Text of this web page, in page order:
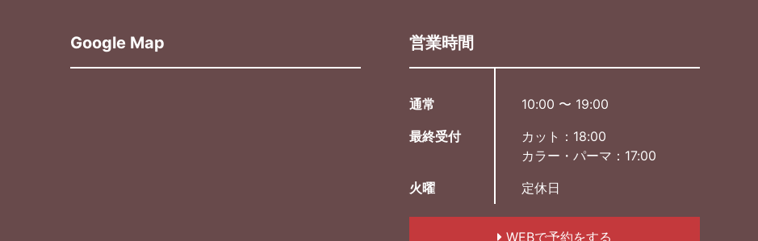
Google Map 営業時間
通常
10:00 〜 19:00
最終受付
カット：18:00
カラー・パーマ：17:00
火曜
定休日
WEBで予約をする